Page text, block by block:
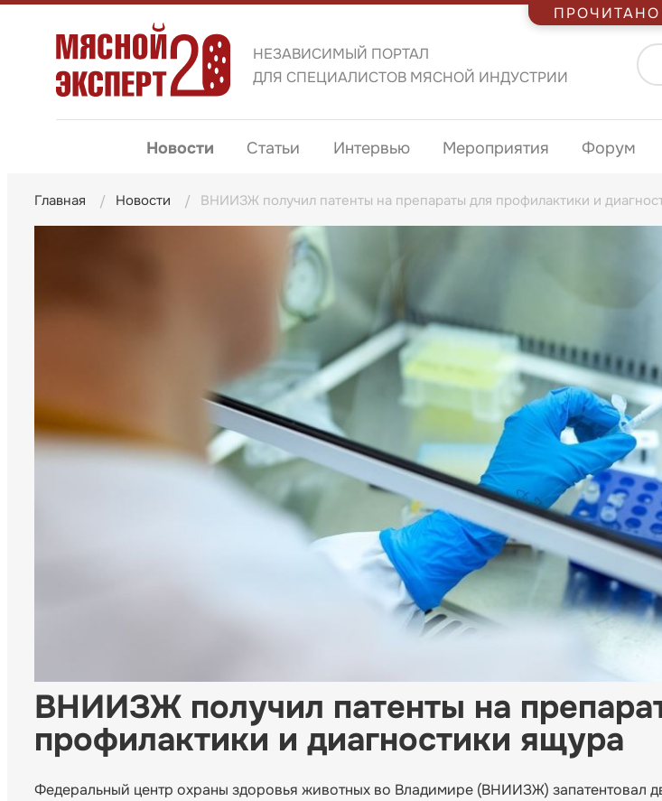
НЕЗАВИСИМЫЙ ПОРТАЛ
ДЛЯ СПЕЦИАЛИСТОВ МЯСНОЙ ИНДУСТРИИ
Новости Статьи Интервью Мероприятия Форум
Главная Новости ВНИИЗЖ получил патенты на препараты для профилактики и
ВНИИЗЖ получил патенты на
профилактики и диагностики ящура
Федеральный центр охраны здоровья животных во Владимире (ВНИИЗЖ) запатентовал
ПРОЧИТАНО